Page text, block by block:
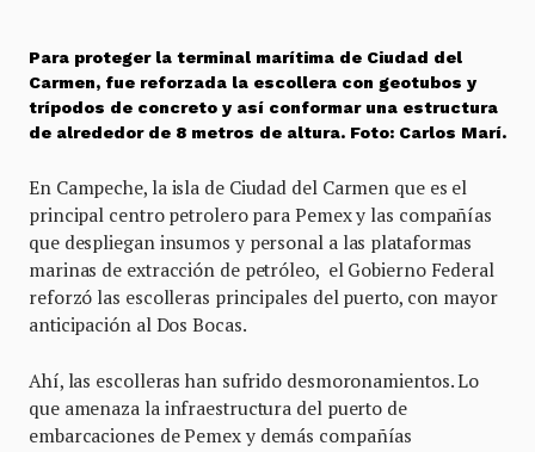
Para proteger la terminal marítima de Ciudad del
Carmen, fue reforzada la escollera con geotubos y
trípodos de concreto y así conformar una estructura
de alrededor de 8 metros de altura. Foto: Carlos Marí.
En Campeche, la isla de Ciudad del Carmen que es el
principal centro petrolero para Pemex y las compañías
que despliegan insumos y personal a las plataformas
marinas de extracción de petróleo, el Gobierno Federal
reforzó las escolleras principales del puerto, con mayor
anticipación al Dos Bocas.
Ahí, las escolleras han sufrido desmoronamientos. Lo
que amenaza la infraestructura del puerto de
embarcaciones de Pemex y demás compañías